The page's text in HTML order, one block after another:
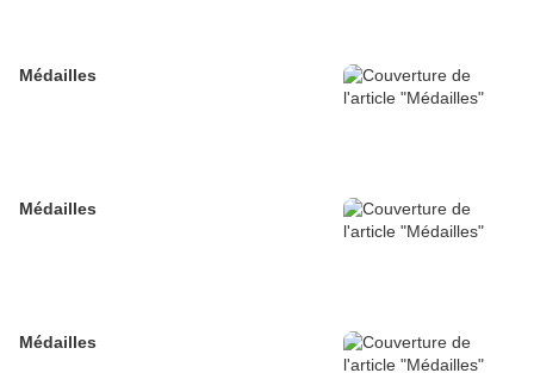
Médailles
Médailles
Médailles